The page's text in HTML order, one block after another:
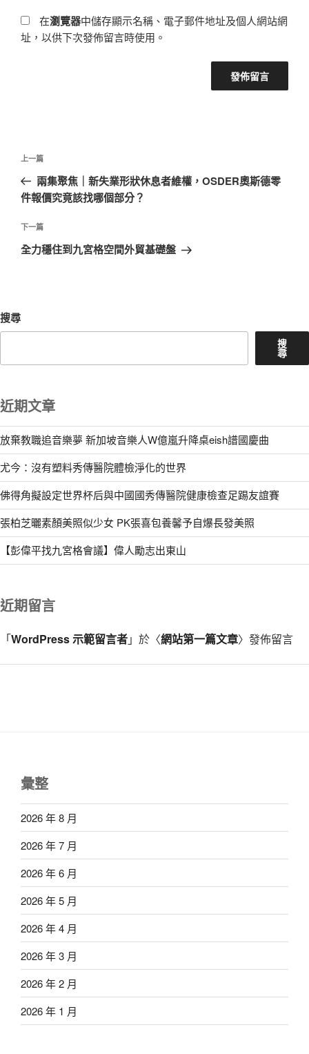
在瀏覽器中儲存顯示名稱、電子郵件地址及個人網站網
址，以供下次發佈留言時使用。
文
導
覽
上
一
篇
章
上一篇
兩集聚焦｜新失業形狀休息者維權，OSDER奧斯德零
件報價究竟該找哪個部分？
下
一
下一篇
全力穩住到九宮格空間外貿基礎盤
搜尋
搜
尋
近期文章
放棄教職追音樂夢 新加坡音樂人W億嵐升降桌eish譜國慶曲
尤今：沒有塑料秀傳醫院體檢淨化的世界
佛得角擬設定世界杯后與中國國秀傳醫院健康檢查足踢友誼賽
張柏芝曬素顏美照似少女 PK張喜包養馨予自爆長發美照
【彭偉平找九宮格會議】偉人勵志出東山
近期留言
「WordPress 示範留言者」於〈網站第一篇文章〉發佈留言
彙整
2026 年 8 月
2026 年 7 月
2026 年 6 月
2026 年 5 月
2026 年 4 月
2026 年 3 月
2026 年 2 月
2026 年 1 月